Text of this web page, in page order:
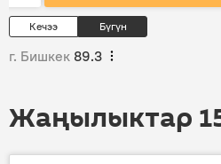
Кечээ Бүгүн
г. Бишкек 89.3
Жаңылыктар